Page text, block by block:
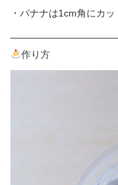
・バナナは1cm角にカッ
作り方